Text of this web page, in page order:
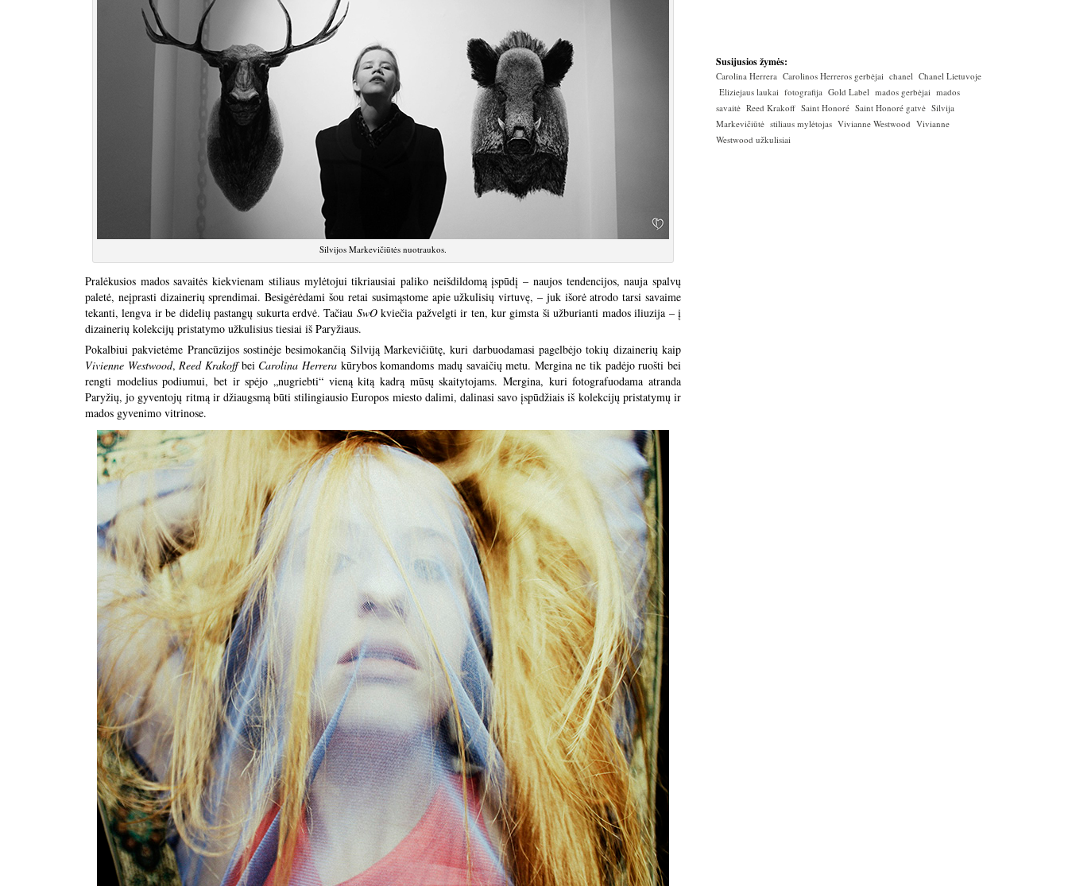
Silvijos Markevičiūtės nuotraukos.
Pralėkusios mados savaitės kiekvienam stiliaus mylėtojui tikriausiai paliko neišdildomą įspūdį – naujos tendencijos, nauja spalvų
paletė, neįprasti dizainerių sprendimai. Besigėrėdami šou retai susimąstome apie užkulisių virtuvę, – juk išorė atrodo tarsi savaime
tekanti, lengva ir be didelių pastangų sukurta erdvė. Tačiau SwOkviečia pažvelgti ir ten, kur gimsta ši užburianti mados iliuzija – į
dizainerių kolekcijų pristatymo užkulisius tiesiai iš Paryžiaus.
Pokalbiui pakvietėme Prancūzijos sostinėje besimokančią Silviją Markevičiūtę, kuri darbuodamasi pagelbėjo tokių dizainerių kaip
Vivienne Westwood,Reed Krakoffbei Carolina Herrerakūrybos komandoms madų savaičių metu. Mergina ne tik padėjo ruošti bei
rengti modelius podiumui, bet ir spėjo „nugriebti“ vieną kitą kadrą mūsų skaitytojams. Mergina, kuri fotografuodama atranda
Paryžių, jo gyventojų ritmą ir džiaugsmą būti stilingiausio Europos miesto dalimi, dalinasi savo įspūdžiais iš kolekcijų pristatymų ir
mados gyvenimo vitrinose.
Susijusios žymės:
Carolina Herrera Carolinos Herreros gerbėjai chanel Chanel Lietuvoje
Eliziejaus laukai fotografija Gold Label mados gerbėjai mados
savaitė Reed Krakoff Saint Honoré Saint Honoré gatvė Silvija
Markevičiūtė stiliaus mylėtojas Vivianne Westwood Vivianne
Westwood užkulisiai